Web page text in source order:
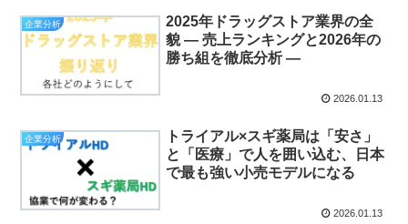
企業分析
2025年ドラッグストア業界の全
貌 ― 売上ランキングと2026年の
勝ち組を徹底分析 ―
2026.01.13
企業分析
トライアル×スギ薬局は「安さ」
と「医療」で人を囲い込む、日本
で最も強い小売モデルになる
2026.01.13